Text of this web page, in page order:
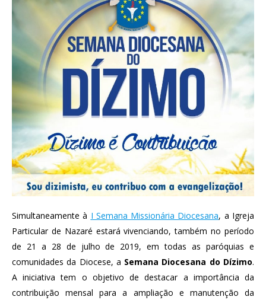
Simultaneamente à I Semana Missionária Diocesana, a Igreja
Particular de Nazaré estará vivenciando, também no período
de 21 a 28 de julho de 2019, em todas as paróquias e
comunidades da Diocese, a Semana Diocesana do Dízimo.
A iniciativa tem o objetivo de destacar a importância da
contribuição mensal para a ampliação e manutenção da